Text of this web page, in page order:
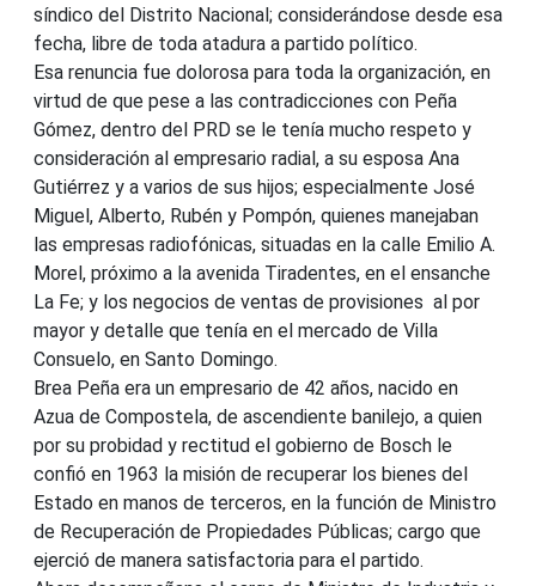
síndico del Distrito Nacional; considerándose desde esa
fecha, libre de toda atadura a partido político.
Esa renuncia fue dolorosa para toda la organización, en
virtud de que pese a las contradicciones con Peña
Gómez, dentro del PRD se le tenía mucho respeto y
consideración al empresario radial, a su esposa Ana
Gutiérrez y a varios de sus hijos; especialmente José
Miguel, Alberto, Rubén y Pompón, quienes manejaban
las empresas radiofónicas, situadas en la calle Emilio A.
Morel, próximo a la avenida Tiradentes, en el ensanche
La Fe; y los negocios de ventas de provisiones al por
mayor y detalle que tenía en el mercado de Villa
Consuelo, en Santo Domingo.
Brea Peña era un empresario de 42 años, nacido en
Azua de Compostela, de ascendiente banilejo, a quien
por su probidad y rectitud el gobierno de Bosch le
confió en 1963 la misión de recuperar los bienes del
Estado en manos de terceros, en la función de Ministro
de Recuperación de Propiedades Públicas; cargo que
ejerció de manera satisfactoria para el partido.